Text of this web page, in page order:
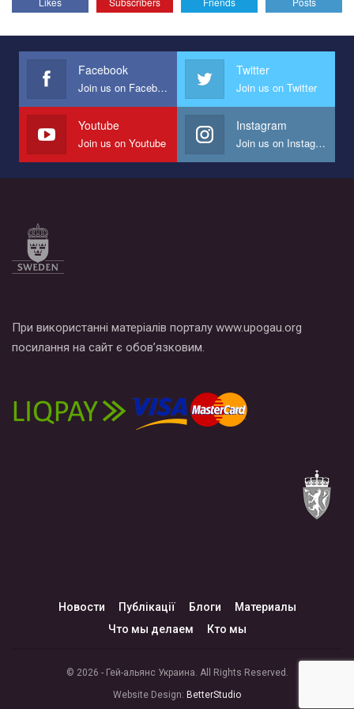
Эмоционально сильный ролик от команды "Гей-альянс
представляющий программу развития организации.
Мы просим вас поддержать нас и помочь нам реализовать
наш план по борьбе с насилием и дискриминацией на почве
СОГИ в Украине.
Все, что вам нужно сделать - это зайти на наш канал YouTube
по этой ссылке и поставить лайк под видео.
Facebook
Join us on Facebook
Twitter
Join us on Twitter
Youtube
Join us on Youtube
Instagram
Join us on Instagram
При використанні матеріалів порталу www.upogau.org
посилання на сайт є обов’язковим.
Новости Публікації Блоги
Материалы
Что мы делаем
Кто мы
© 2026 - Гей-альянс Украина. All Rights Reserved.
Website Design: BetterStudio